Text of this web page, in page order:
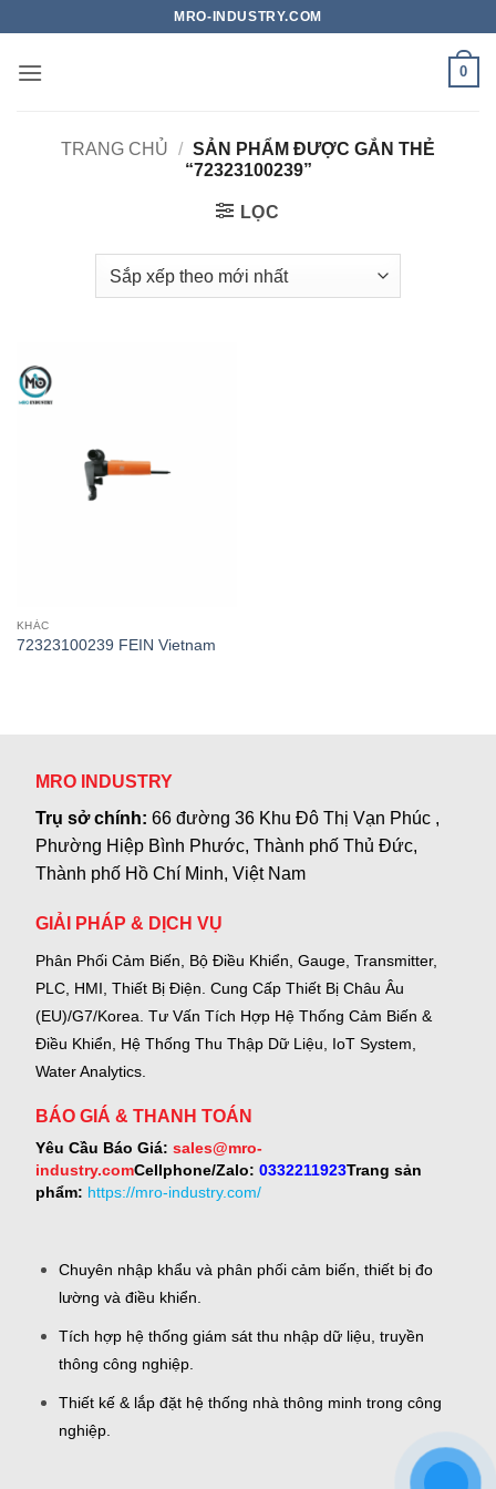
nội
MRO-INDUSTRY.COM
0
TRANG CHỦ / SẢN PHẨM ĐƯỢC GẮN THẺ
“72323100239”
LỌC
KHÁC
72323100239 FEIN Vietnam
MRO INDUSTRY
Trụ sở chính:66 đường 36 Khu Đô Thị Vạn Phúc ,
Phường Hiệp Bình Phước, Thành phố Thủ Đức,
Thành phố Hồ Chí Minh, Việt Nam
GIẢI PHÁP & DỊCH VỤ
Phân Phối Cảm Biến, Bộ Điều Khiển, Gauge, Transmitter,
PLC, HMI, Thiết Bị Điện. Cung Cấp Thiết Bị Châu Âu
(EU)/G7/Korea. Tư Vấn Tích Hợp Hệ Thống Cảm Biến &
Điều Khiển, Hệ Thống Thu Thập Dữ Liệu, IoT System,
Water Analytics.
BÁO GIÁ & THANH TOÁN
Yêu Cầu Báo Giá: sales@mro-
industry.comCellphone/Zalo: 0332211923Trang sản
phẩm: https://mro-industry.com/
Chuyên nhập khẩu và phân phối cảm biến, thiết bị đo
lường và điều khiển.
Tích hợp hệ thống giám sát thu nhập dữ liệu, truyền
thông công nghiệp.
Thiết kế & lắp đặt hệ thống nhà thông minh trong công
nghiệp.